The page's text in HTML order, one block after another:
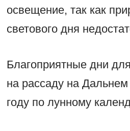
освещение, так как
светового дня
Благоприятные дни
на рассаду на
году по лунному